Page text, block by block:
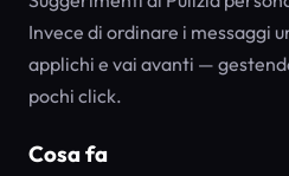
Invece di ordinare i messaggi
applichi e vai avanti —
pochi click.
Cosa fa